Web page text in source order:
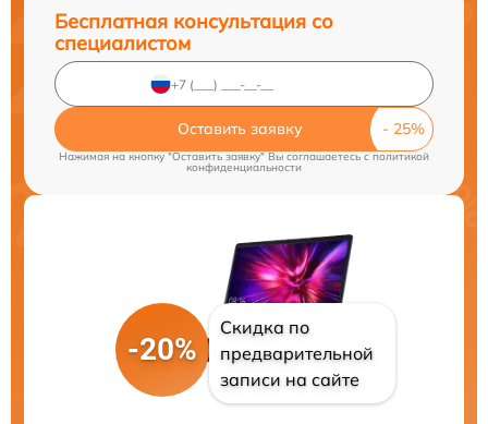
Бесплатная консультация со
специалистом
Оставить заявку
Нажимая на кнопку "Оставить заявку" Вы соглашаетесь cполитикой
конфиденциальности
-20%
Скидка по
предварительной
записи на сайте